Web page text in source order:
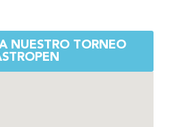
NUESTRO TORNEO